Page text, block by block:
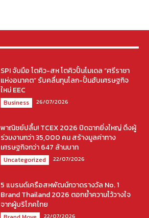
SPI จับมือ โตคิว-สห โตคิวปั้นโมเดล “ศรีราชา
แห่งอนาคต” รับคลื่นทุนโลก-ปั้นฮับเศรษฐกิจ
ใหม่ EEC
Business 26/07/2026
พาณิชย์ปลื้ม! TCEX 2026 ปิดฉากยิ่งใหญ่ ดึงผู้
ร่วมงานกว่า 35,000 คน สร้างมูลค่าทาง
เศรษฐกิจกว่า 647 ล้านบาท
Uncategorized 22/07/2026
5 แบรนด์เครือสหพัฒน์กวาดรางวัล No. 1
Brand Thailand 2026 ตอกย้ำความไว้วางใจ
จากผู้บริโภคไทย
22/07/2026